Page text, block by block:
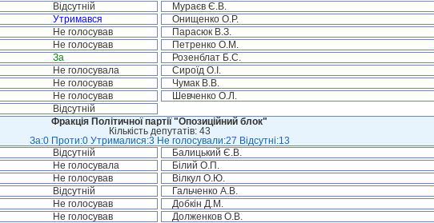
Відсутній Мураєв Є.В.
Утримався Онищенко О.Р.
Не голосував Парасюк В.З.
Не голосував Петренко О.М.
За Розенблат Б.С.
Не голосувала Сироїд О.І.
Не голосував Чумак В.В.
Не голосував Шевченко О.Л.
Відсутній
Фракція Політичної партії "Опозиційний блок"
Кількість депутатів: 43
За:0 Проти:0 Утрималися:3 Не голосували:27 Відсутні:13
Відсутній Балицький Є.В.
Не голосувала Білий О.П.
Не голосував Вілкул О.Ю.
Відсутній Гальченко А.В.
Не голосував Добкін Д.М.
Не голосував Долженков О.В.